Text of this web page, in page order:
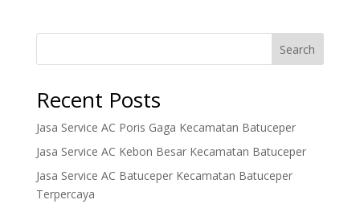
Search
Recent Posts
Jasa Service AC Poris Gaga Kecamatan Batuceper
Jasa Service AC Kebon Besar Kecamatan Batuceper
Jasa Service AC Batuceper Kecamatan Batuceper
Terpercaya